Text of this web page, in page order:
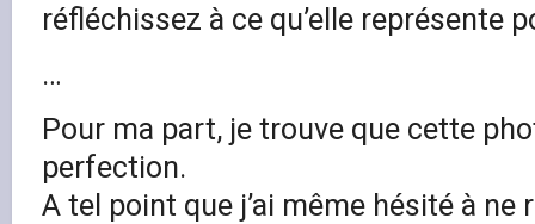
réfléchissez à ce qu’elle représente
…
Pour ma part, je trouve que cette
perfection.
A tel point que j’ai même hésité à